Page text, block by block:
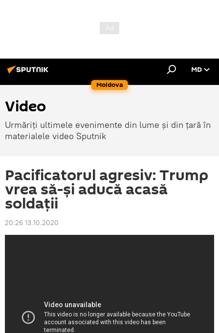
Moldova
MD
Video
Urmăriți ultimele evenimente din lume și din țară în
materialele video Sputnik
Pacificatorul agresiv: Trump
vrea să-și aducă acasă
soldații
20:26 13.10.2020